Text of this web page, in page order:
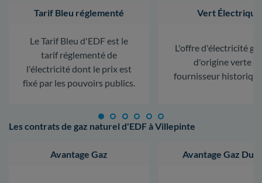
Tarif Bleu réglementé
Le Tarif Bleu d'EDF est le
tarif réglementé de
l'électricité dont le prix est
fixé par les pouvoirs publics.
Vert Électrique
L'offre d'électricité
d'origine verte
fournisseur
Les contrats de gaz naturel d'EDF à Villepinte
Avantage Gaz Avantage Gaz